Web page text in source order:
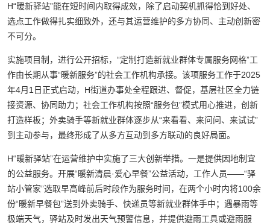
H“暖新驿站”能在短时间内取得成效，除了启动契机抓得恰到好处、
选点工作做得扎实细致外，还与其运营维护的多方协同、主动创新密
不可分。
实施项目制，进行公开招标，“定制打造新就业群体专属服务网格”工
作由长期从事“暖新服务”的社会工作机构承接。该项服务工作于2025
年4月1日正式启动，H街道办事处全程跟进、督促，基层社区全力链
接资源、协同助力；社会工作机构按照“服务包”模式用心推进，创新
打造样板；外卖骑手等新就业群体逐步从“来看看、来问问、来试试”
到主动参与，最终形成了从多方互动到多方联动的良好局面。
H“暖新驿站”在运营维护中实施了三大创新举措。一是提供因地制宜
的公益服务。开展“暖新清晨·爱心早餐”公益活动，工作人员——“驿
站小管家”选取早高峰前后时段作为服务时间，在两个小时内将100余
份“暖新早餐包”送到外卖骑手、快递员等新就业群体手中；遇暴雨等
极端天气，驿站及时发出天气预警信息，并提供避雨工具或避雨服